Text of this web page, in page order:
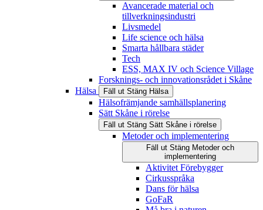
Avancerade material och
tillverkningsindustri
Livsmedel
Life science och hälsa
Smarta hållbara städer
Tech
ESS, MAX IV och Science Village
Forsknings- och innovationsrådet i Skåne
Hälsa
Fäll ut Stäng Hälsa
Hälsofrämjande samhällsplanering
Sätt Skåne i rörelse
Fäll ut Stäng Sätt Skåne i rörelse
Metoder och implementering
Fäll ut Stäng Metoder och
implementering
Aktivitet Förebygger
Cirkusspråka
Dans för hälsa
GoFaR